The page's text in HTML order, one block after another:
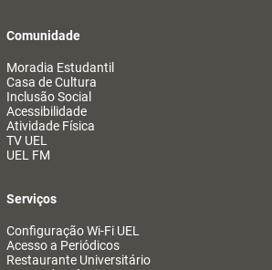
Comunidade
Moradia Estudantil
Casa de Cultura
Inclusão Social
Acessibilidade
Atividade Física
TV UEL
UEL FM
Serviços
Configuração Wi-Fi UEL
Acesso a Periódicos
Restaurante Universitário